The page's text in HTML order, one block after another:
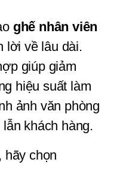
ghế nhân viên
lời về lâu dài.
giúp giảm
hiệu suất làm
ảnh văn phòng
khách hàng.
hãy chọn